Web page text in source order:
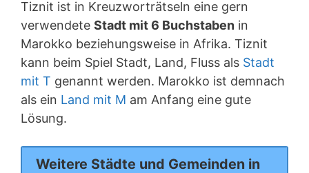
Tiznit ist in Kreuzworträtseln eine gern
verwendete Stadt mit 6 Buchstaben in
Marokko beziehungsweise in Afrika. Tiznit
kann beim Spiel Stadt, Land, Fluss als Stadt
mit T genannt werden. Marokko ist demnach
als ein Land mit M am Anfang eine gute
Lösung.
Weitere Städte und Gemeinden in